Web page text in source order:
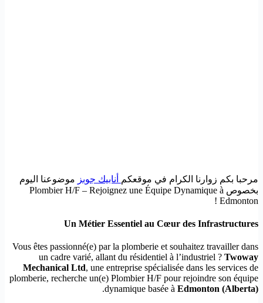
مرحبا بكم زوارنا الكرام في موقعكم أنابيك جوبز موضوعنا اليوم
بخصوص Plombier H/F – Rejoignez une Équipe Dynamique à
Edmonton !
Un Métier Essentiel au Cœur des Infrastructures
Vous êtes passionné(e) par la plomberie et souhaitez travailler dans
un cadre varié, allant du résidentiel à l’industriel ? Twoway
Mechanical Ltd, une entreprise spécialisée dans les services de
plomberie, recherche un(e) Plombier H/F pour rejoindre son équipe
dynamique basée à Edmonton (Alberta)
.